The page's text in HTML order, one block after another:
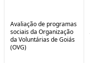
Avaliação de programas
sociais da Organização
da Voluntárias de Goiás
(OVG)